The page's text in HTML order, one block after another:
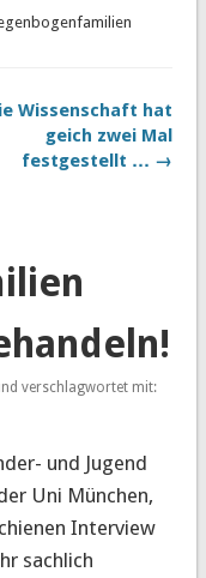
Wissenschaft hat
geich zwei Mal
festgestellt … →
verschlagwortet mit:
und Jugend
Uni München,
Interview
sachlich